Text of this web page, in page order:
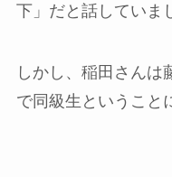
下」だと話していま
しかし、稲田さんは
で同級生ということ